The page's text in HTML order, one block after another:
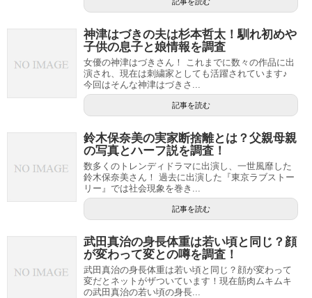
神津はづきの夫は杉本哲太！馴れ初めや
子供の息子と娘情報を調査
女優の神津はづきさん！ これまでに数々の作品に出
演され、現在は刺繍家としても活躍されています♪
今回はそんな神津はづきさ...
記事を読む
鈴木保奈美の実家断捨離とは？父親母親
の写真とハーフ説を調査！
数多くのトレンディドラマに出演し、一世風靡した
鈴木保奈美さん！ 過去に出演した『東京ラブストー
リー』では社会現象を巻き...
記事を読む
武田真治の身長体重は若い頃と同じ？顔
が変わって変との噂を調査！
武田真治の身長体重は若い頃と同じ？顔が変わって
変だとネットがザついています！現在筋肉ムキムキ
の武田真治の若い頃の身長...